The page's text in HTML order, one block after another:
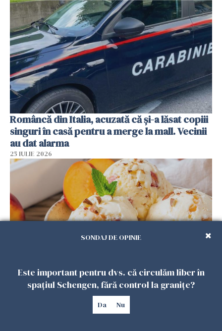
Româncă din Italia, acuzată că și-a lăsat copiii
singuri în casă pentru a merge la mall. Vecinii
au dat alarma
25 IULIE 2026
Înghețata de casă cu nectarine care
cucerește vara. Rețeta fără aparat, gata din
SONDAJ DE OPINIE
Este important pentru dvs. că circulăm liber în
spațiul Schengen, fără control la granițe?
Da Nu